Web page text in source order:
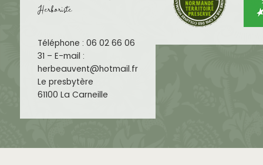
Herboriste
Téléphone : 06 02 66 06
31 – E-mail :
herbeauvent@hotmail.fr
Le presbytère
61100 La Carneille